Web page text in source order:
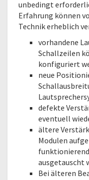
unbedingt
Erfahrung können
Technik erheblich
vorhandene
Schallzeilen
konfiguriert
neue
defekte
eventuell
ältere
Modulen
ausgetauscht
Bei älteren